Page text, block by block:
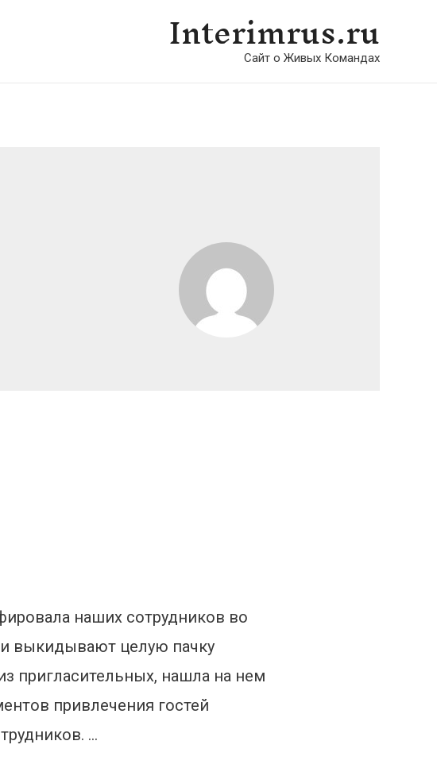
Interimrus.ru
Сайт о Живых Командах
наших сотрудников во
выкидывают целую пачку
пригласительных, нашла на нем
привлечения гостей
…